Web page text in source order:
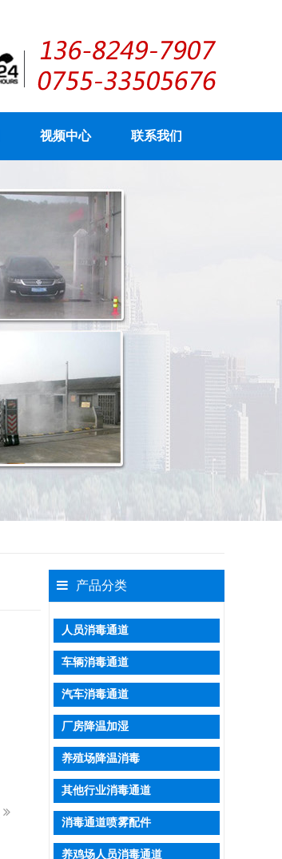
视频中心 联系我们
产品分类
人员消毒通道
车辆消毒通道
汽车消毒通道
厂房降温加湿
养殖场降温消毒
其他行业消毒通道
消毒通道喷雾配件
养鸡场人员消毒通道